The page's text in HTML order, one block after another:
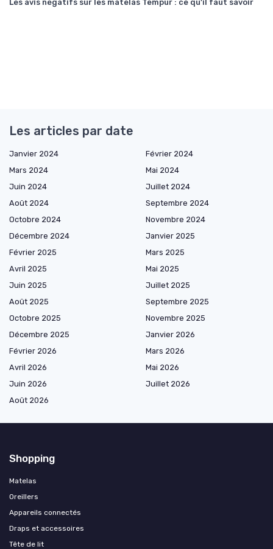
Les avis négatifs sur les matelas Tempur : ce qu'il faut savoir
Les articles par date
Janvier 2024
Février 2024
Mars 2024
Mai 2024
Juin 2024
Juillet 2024
Août 2024
Septembre 2024
Octobre 2024
Novembre 2024
Décembre 2024
Janvier 2025
Février 2025
Mars 2025
Avril 2025
Mai 2025
Juin 2025
Juillet 2025
Août 2025
Septembre 2025
Octobre 2025
Novembre 2025
Décembre 2025
Janvier 2026
Février 2026
Mars 2026
Avril 2026
Mai 2026
Juin 2026
Juillet 2026
Août 2026
Shopping
Matelas
Oreillers
Appareils connectés
Draps et accessoires
Tête de lit